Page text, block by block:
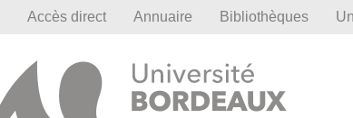
Accès direct Annuaire Bibliothèques